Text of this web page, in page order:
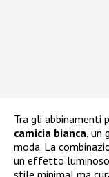
Tra gli abbinamenti
camicia bianca ,
moda. La
un effetto
stile minimal ma